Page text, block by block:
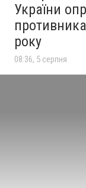
України
року
08:36, 5 серпня